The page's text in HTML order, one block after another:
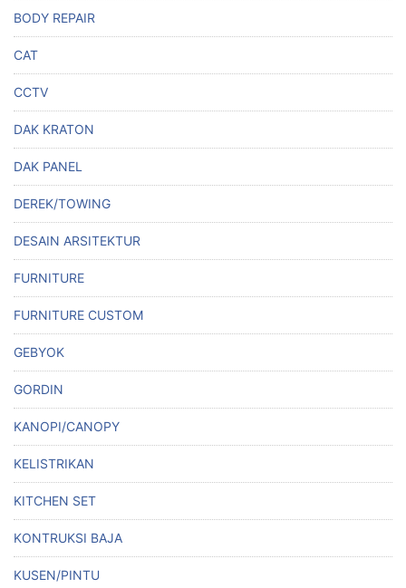
BODY REPAIR
CAT
CCTV
DAK KRATON
DAK PANEL
DEREK/TOWING
DESAIN ARSITEKTUR
FURNITURE
FURNITURE CUSTOM
GEBYOK
GORDIN
KANOPI/CANOPY
KELISTRIKAN
KITCHEN SET
KONTRUKSI BAJA
KUSEN/PINTU